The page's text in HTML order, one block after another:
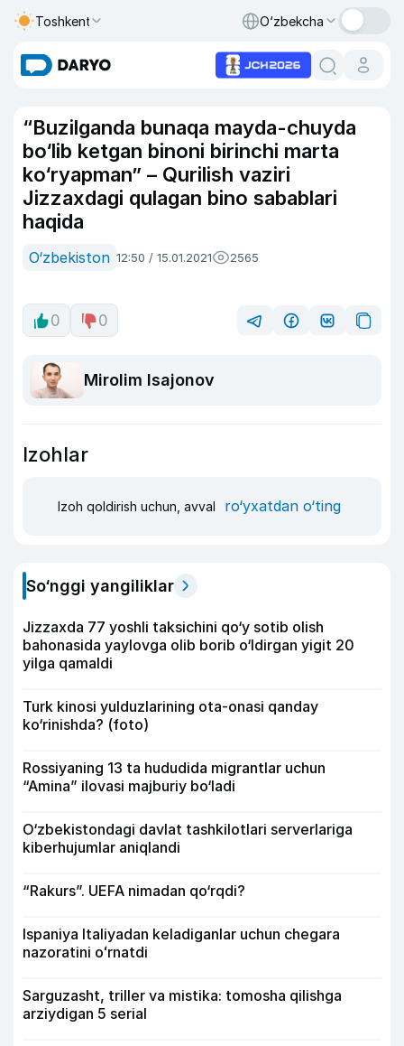
Toshkent O‘zbekcha
“Buzilganda bunaqa mayda-chuyda
bo‘lib ketgan binoni birinchi marta
ko‘ryapman” – Qurilish vaziri
Jizzaxdagi qulagan bino sabablari
haqida
O‘zbekiston 12:50 / 15.01.2021 2565
0 0
Mirolim Isajonov
Izohlar
Izoh qoldirish uchun, avval ro‘yxatdan o‘ting
So‘nggi yangiliklar
Jizzaxda 77 yoshli taksichini qo‘y sotib olish
bahonasida yaylovga olib borib o‘ldirgan yigit 20
yilga qamaldi
Turk kinosi yulduzlarining ota-onasi qanday
ko‘rinishda? (foto)
Rossiyaning 13 ta hududida migrantlar uchun
“Amina” ilovasi majburiy bo‘ladi
O‘zbekistondagi davlat tashkilotlari serverlariga
kiberhujumlar aniqlandi
“Rakurs”. UEFA nimadan qo‘rqdi?
Ispaniya Italiyadan keladiganlar uchun chegara
nazoratini oʻrnatdi
Sarguzasht, triller va mistika: tomosha qilishga
arziydigan 5 serial